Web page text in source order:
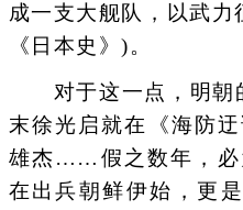
成一支大舰队，以武
《日本史》)。
对于这一点，明朝
末徐光启就在《海防
雄杰……假之数年，必
在出兵朝鲜伊始，更